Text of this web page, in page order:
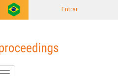
Entrar